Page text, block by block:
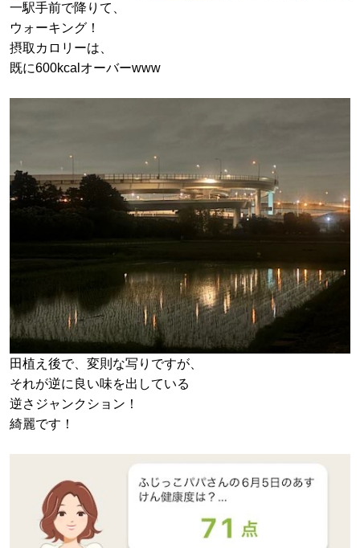
一駅手前で降りて、
ウォーキング！
摂取カロリーは、
既に600kcalオーバーwww
田植え後で、変則な写りですが、
それが逆に良い味を出している
逆さジャンクション！
綺麗です！